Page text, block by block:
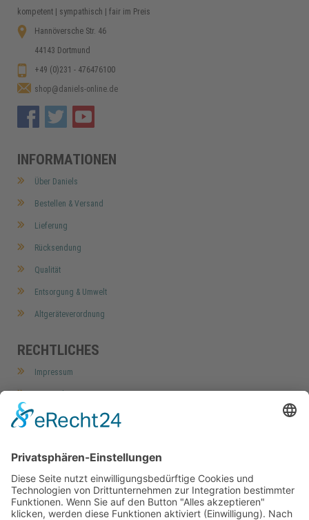
kompetent | sympathisch | fair im Preis
Hannöversche Str. 46
44143 Dortmund
+49 (0)231 - 476476100
shop@daniels-online.de
INFORMATIONEN
Über Daniels
Bestellen & Versand
Lieferung
Rücksendung
Qualität
Entsorgung & Umwelt
Altgeräteverordnung
RECHTLICHES
Impressum
AGB
Barrierefreiheitserklärung
Cookie-Einstellungen